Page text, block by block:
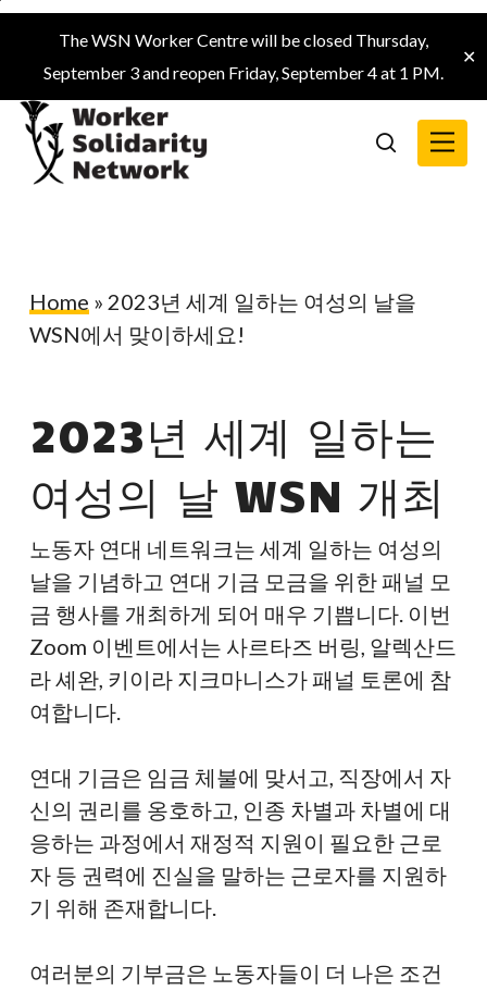
Skip
main
content
The WSN Worker Centre will be closed Thursday,
September 3 and reopen Friday, September 4 at 1 PM.
✕
search
Menu
Home » 2023년 세계 일하는 여성의 날을
WSN에서 맞이하세요!
2023년 세계 일하는
여성의 날 WSN 개최
노동자 연대 네트워크는 세계 일하는 여성의
날을 기념하고 연대 기금 모금을 위한 패널 모
금 행사를 개최하게 되어 매우 기쁩니다. 이번
Zoom 이벤트에서는 사르타즈 버링, 알렉산드
라 셰완, 키이라 지크마니스가 패널 토론에 참
여합니다.
연대 기금은 임금 체불에 맞서고, 직장에서 자
신의 권리를 옹호하고, 인종 차별과 차별에 대
응하는 과정에서 재정적 지원이 필요한 근로
자 등 권력에 진실을 말하는 근로자를 지원하
기 위해 존재합니다.
여러분의 기부금은 노동자들이 더 나은 조건